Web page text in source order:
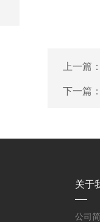
上一篇
下一篇
关于
公司